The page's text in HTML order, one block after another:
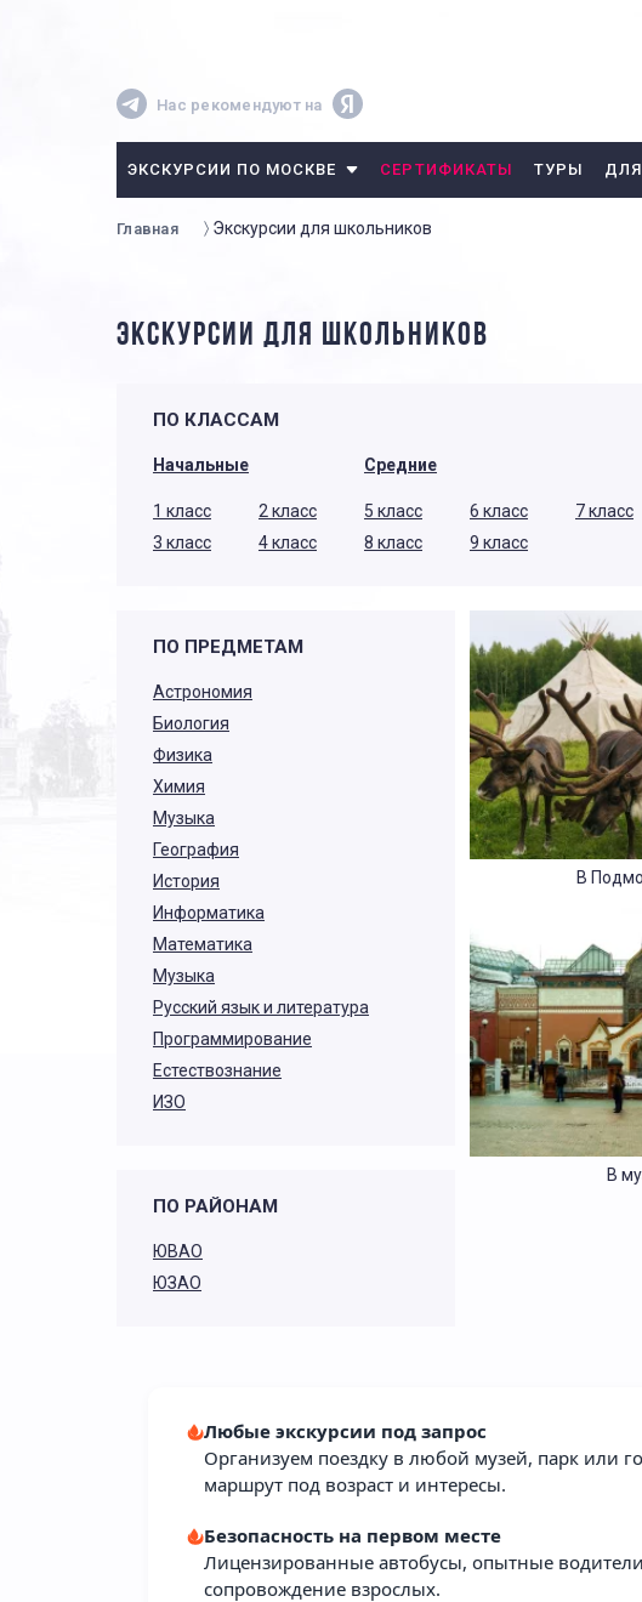
Нас рекомендуют на
ЭКСКУРСИИ ПО МОСКВЕ СЕРТИФИКАТЫ ТУРЫ
Главная Экскурсии для школьников
ЭКСКУРСИИ ДЛЯ ШКОЛЬНИКОВ
ПО КЛАССАМ
Начальные
1 класс
2 класс
3 класс
4 класс
Средние
5 класс 6 класс
7 класс
8 класс
9 класс
Июнь
ПО ПРЕДМЕТАМ
Астрономия
Биология
Физика
Химия
Музыка
География
История
Информатика
Математика
Музыка
Русский язык и литература
Программирование
Естествознание
ИЗО
ПО РАЙОНАМ
ЮВАО
ЮЗАО
В
В
Любые экскурсии под запрос
Организуем поездку в любой музей, парк или
маршрут под возраст и интересы.
Безопасность на первом месте
Лицензированные автобусы, опытные
сопровождение взрослых.